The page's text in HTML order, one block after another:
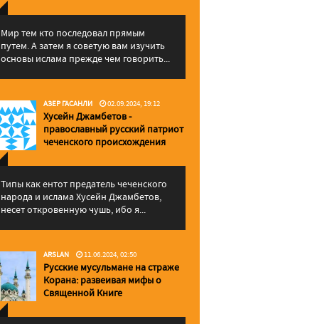
Мир тем кто последовал прямым
путем. А затем я советую вам изучить
основы ислама прежде чем говорить...
АЗЕР ГАСАНЛИ 02.09.2024, 19:12
Хусейн Джамбетов -
православный русский патриот
чеченского происхождения
Типы как ентот предатель чеченского
народа и ислама Хусейн Джамбетов,
несет откровенную чушь, ибо я...
ARSLAN 11.06.2024, 02:50
Русские мусульмане на страже
Корана: pазвеивая мифы о
Священной Книге